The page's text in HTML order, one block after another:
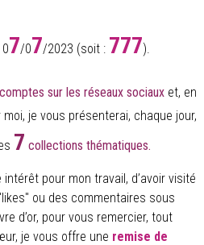
7/07/2023 (soit : 777).
comptes sur les réseaux sociauxet, en
je vous présenterai, chaque jour,
7 collections thématiques.
pour mon travail, d’avoir visité
ou des commentaires sous
d’or, pour vous remercier, tout
je vous offre une remise de